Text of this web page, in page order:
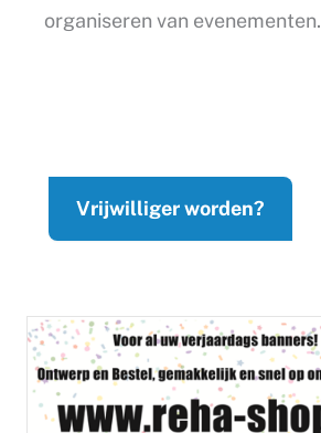
organiseren van evenementen.
Vrijwilliger worden?